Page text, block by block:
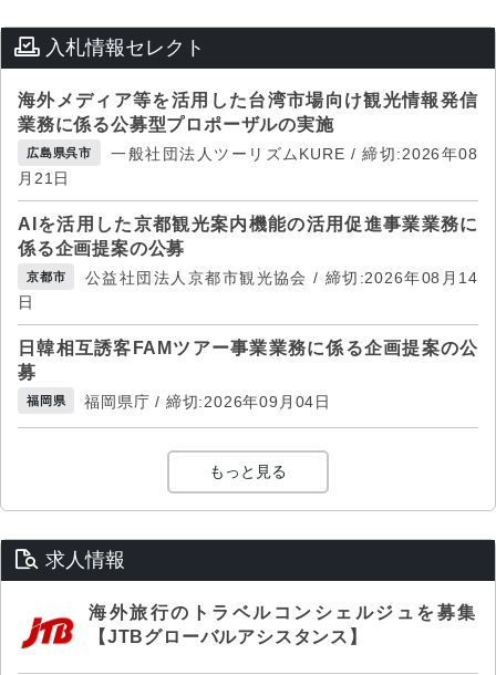
入札情報セレクト
海外メディア等を活用した台湾市場向け観光情報発信
業務に係る公募型プロポーザルの実施
広島県呉市
一般社団法人ツーリズムKURE / 締切:2026年08
月21日
AIを活用した京都観光案内機能の活用促進事業業務に
係る企画提案の公募
京都市
公益社団法人京都市観光協会 / 締切:2026年08月14
日
日韓相互誘客FAMツアー事業業務に係る企画提案の公
募
福岡県 福岡県庁 / 締切:2026年09月04日
もっと見る
求人情報
海外旅行のトラベルコンシェルジュを募集
【JTBグローバルアシスタンス】